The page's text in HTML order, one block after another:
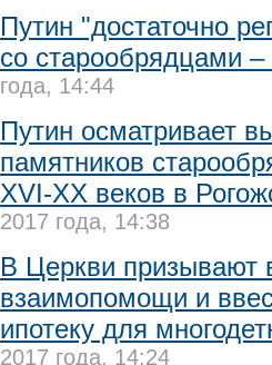
Путин "достаточно
со старообрядцами –
года, 14:44
Путин осматривает
памятников
XVI-XX веков в
2017 года, 14:38
В Церкви призывают
взаимопомощи и
ипотеку для